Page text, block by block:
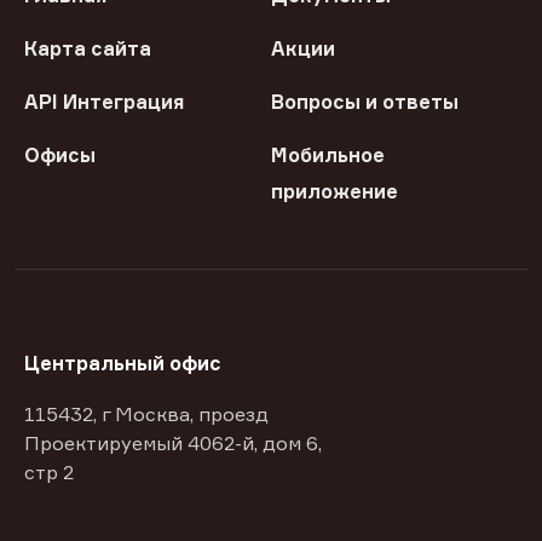
Карта сайта Акции
API Интеграция Вопросы и ответы
Офисы
Мобильное
приложение
Центральный офис
115432, г Москва, проезд
Проектируемый 4062-й, дом 6,
стр 2